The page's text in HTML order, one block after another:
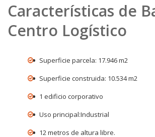
Características de
Centro Logístico
Superficie parcela: 17.946 m2
Superficie construida: 10.534 m2
1 edificio corporativo
Uso principal:Industrial
12 metros de altura libre.